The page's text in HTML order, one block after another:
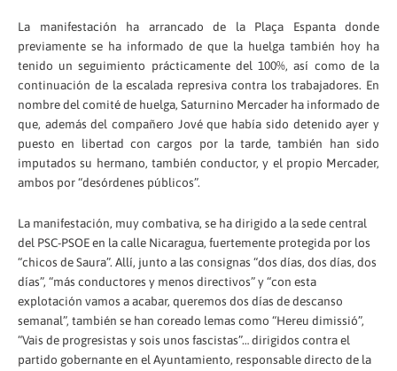
La manifestación ha arrancado de la Plaça Espanta donde
previamente se ha informado de que la huelga también hoy ha
tenido un seguimiento prácticamente del 100%, así como de la
continuación de la escalada represiva contra los trabajadores. En
nombre del comité de huelga, Saturnino Mercader ha informado de
que, además del compañero Jové que había sido detenido ayer y
puesto en libertad con cargos por la tarde, también han sido
imputados su hermano, también conductor, y el propio Mercader,
ambos por “desórdenes públicos”.
La manifestación, muy combativa, se ha dirigido a la sede central
del PSC-PSOE en la calle Nicaragua, fuertemente protegida por los
“chicos de Saura”. Allí, junto a las consignas “dos días, dos días, dos
días”, “más conductores y menos directivos” y “con esta
explotación vamos a acabar, queremos dos días de descanso
semanal”, también se han coreado lemas como “Hereu dimissió”,
“Vais de progresistas y sois unos fascistas”… dirigidos contra el
partido gobernante en el Ayuntamiento, responsable directo de la